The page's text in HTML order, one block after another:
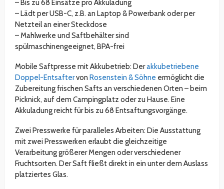
– Bis zu 68 Einsätze pro Akkuladung
– Lädt per USB-C, z.B. an Laptop & Powerbank oder per
Netzteil an einer Steckdose
– Mahlwerke und Saftbehälter sind
spülmaschinengeeignet, BPA-frei
Mobile Saftpresse mit Akkubetrieb: Derakkubetriebene
Doppel-Entsaftervon Rosenstein & Söhne ermöglicht die
Zubereitung frischen Safts an verschiedenen Orten – beim
Picknick, auf dem Campingplatz oder zu Hause. Eine
Akkuladung reicht für bis zu 68 Entsaftungsvorgänge.
Zwei Presswerke für paralleles Arbeiten: Die Ausstattung
mit zwei Presswerken erlaubt die gleichzeitige
Verarbeitung größerer Mengen oder verschiedener
Fruchtsorten. Der Saft fließt direkt in ein unter dem Auslass
platziertes Glas.